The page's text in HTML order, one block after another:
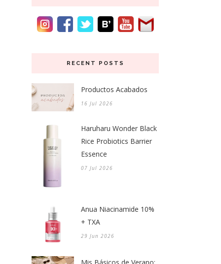
RECENT POSTS
Productos Acabados
16 Jul 2026
Haruharu Wonder Black
Rice Probiotics Barrier
Essence
07 Jul 2026
Anua Niacinamide 10%
+ TXA
29 Jun 2026